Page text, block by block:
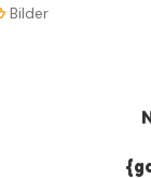
Bilder